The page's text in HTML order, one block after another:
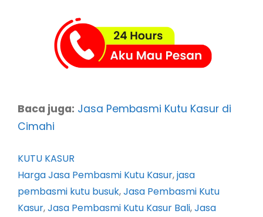
Baca juga: Jasa Pembasmi Kutu Kasur di
Cimahi
KUTU KASUR
Harga Jasa Pembasmi Kutu Kasur, jasa
pembasmi kutu busuk, Jasa Pembasmi Kutu
Kasur, Jasa Pembasmi Kutu Kasur Bali, Jasa